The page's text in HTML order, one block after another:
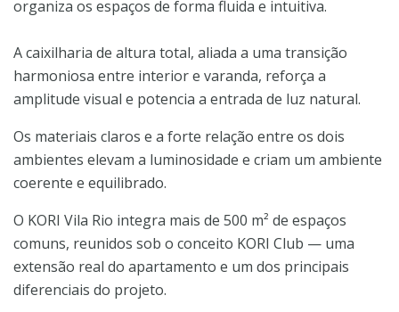
organiza os espaços de forma fluida e intuitiva.
A caixilharia de altura total, aliada a uma transição
harmoniosa entre interior e varanda, reforça a
amplitude visual e potencia a entrada de luz natural.
Os materiais claros e a forte relação entre os dois
ambientes elevam a luminosidade e criam um ambiente
coerente e equilibrado.
O KORI Vila Rio integra mais de 500 m² de espaços
comuns, reunidos sob o conceito KORI Club — uma
extensão real do apartamento e um dos principais
diferenciais do projeto.